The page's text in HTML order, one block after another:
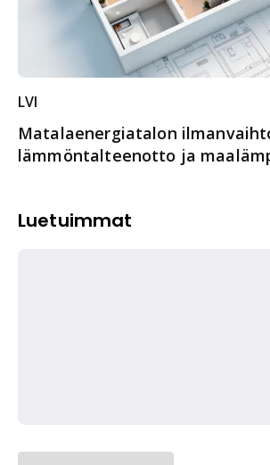
LVI
Matalaenergiatalon
lämmöntalteenotto ja
Luetuimmat